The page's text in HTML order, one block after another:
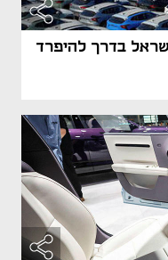
בדרך להיפרד